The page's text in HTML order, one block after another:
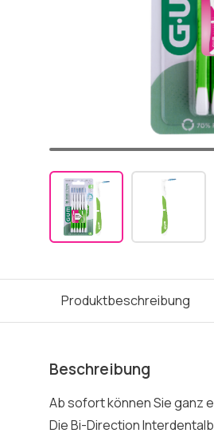
Produktbeschreibung
Beschreibung
Ab sofort können Sie ganz
Die Bi-Direction